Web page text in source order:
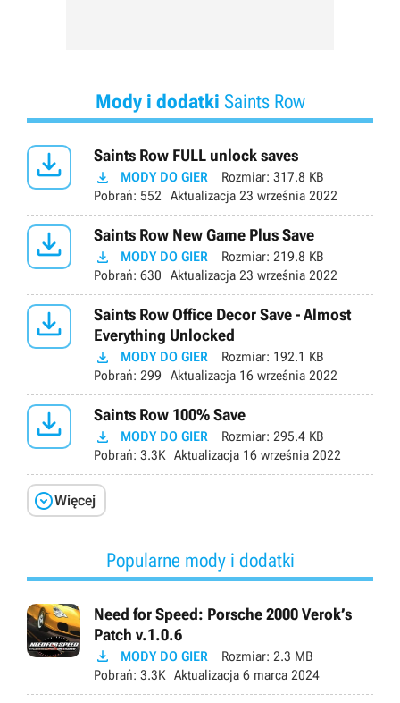
Mody i dodatki Saints Row
 Saints Row FULL unlock saves
 MODY DO GIER Rozmiar: 317.8 KB
Pobrań: 552 Aktualizacja 23 września 2022
 Saints Row New Game Plus Save
 MODY DO GIER Rozmiar: 219.8 KB
Pobrań: 630 Aktualizacja 23 września 2022

Saints Row Office Decor Save - Almost
Everything Unlocked
 MODY DO GIER Rozmiar: 192.1 KB
Pobrań: 299 Aktualizacja 16 września 2022
 Saints Row 100% Save
 MODY DO GIER Rozmiar: 295.4 KB
Pobrań: 3.3K Aktualizacja 16 września 2022
Więcej
Popularne mody i dodatki
Need for Speed: Porsche 2000 Verok’s
Patch v.1.0.6
 MODY DO GIER Rozmiar: 2.3 MB
Pobrań: 3.3K Aktualizacja 6 marca 2024